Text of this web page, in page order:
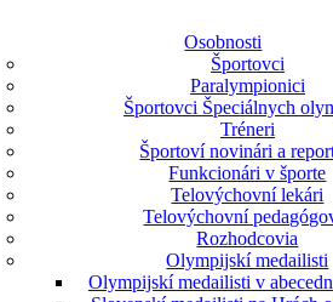
Osobnosti
Športovci
Paralympionici
Športovci Špeciálnych
Tréneri
Športoví novinári a
Funkcionári v športe
Telovýchovní lekári
Telovýchovní
Rozhodcovia
Olympijskí medailisti
Olympijskí medailisti v